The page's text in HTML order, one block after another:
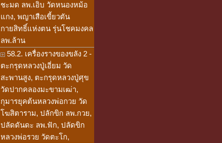
ชะมด ลพ.เอิบ วัดหนองหม้อ
แกง, พญาเสือเขี้ยวตัน
กายสิทธิ์แห่งตน รุ่นโชคมงคล
ลพ.ล้าน
58.2. เครื่องรางของขลัง 2 -
ตะกรุดหลวงปู่เอี่ยม วัด
สะพานสูง, ตะกรุดหลวงปู่ศุข
วัดปากคลองมะขามเฒ่า,
กุมารยุคต้นหลวงพ่อกวย วัด
โฆสิตาราม, ปลักขิก ลพ.กวย,
ปลัดดันดะ ลพ.ฟัก, ปลัดขิก
หลวงพ่อรวย วัดตะโก,